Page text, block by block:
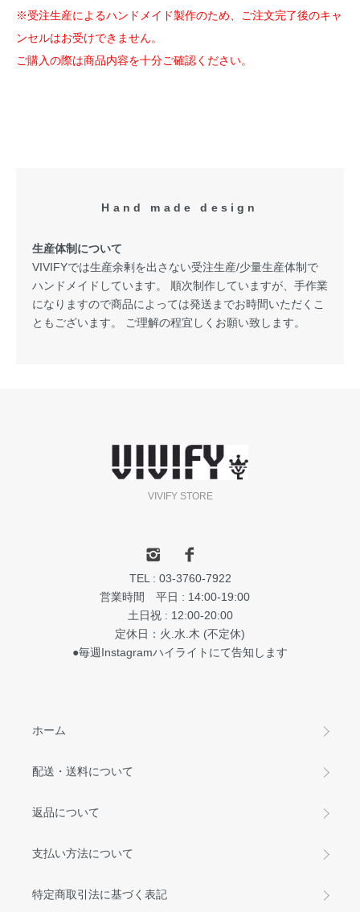
※受注生産によるハンドメイド製作のため、ご注文完了後のキャ
ンセルはお受けできません。
ご購入の際は商品内容を十分ご確認ください。
Hand made design
生産体制について
VIVIFYでは生産余剰を出さない受注生産/少量生産体制で
ハンドメイドしています。 順次制作していますが、手作業
になりますので商品によっては発送までお時間いただくこ
ともございます。 ご理解の程宜しくお願い致します。
VIVIFY STORE
TEL : 03-3760-7922
営業時間 平日 : 14:00-19:00
土日祝 : 12:00-20:00
定休日：火.水.木 (不定休)
●毎週Instagramハイライトにて告知します
ホーム
配送・送料について
返品について
支払い方法について
特定商取引法に基づく表記